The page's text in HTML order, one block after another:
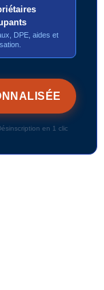
DPE, aides et
en 1 clic